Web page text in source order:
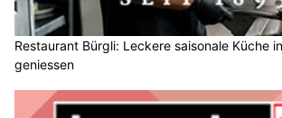
Restaurant Bürgli: Leckere saisonale Küche
geniessen